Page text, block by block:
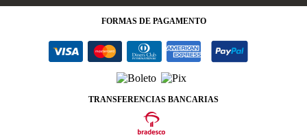
FORMAS DE PAGAMENTO
TRANSFERENCIAS BANCARIAS